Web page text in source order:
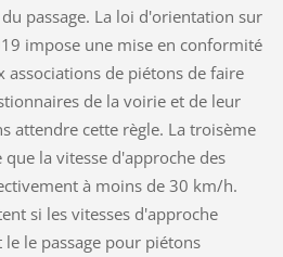
passage. La loi d'orientation sur
impose une mise en conformité
associations de piétons de faire
de la voirie et de leur
attendre cette règle. La troisème
la vitesse d'approche des
à moins de 30 km/h.
si les vitesses d'approche
le passage pour piétons